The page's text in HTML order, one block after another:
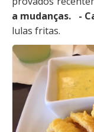
a mudanças.
-
lulas fritas.